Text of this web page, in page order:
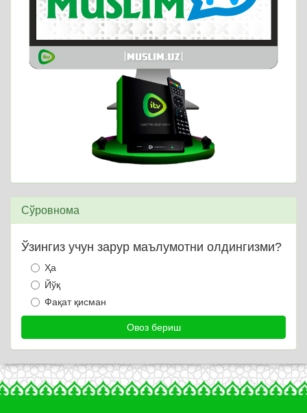
Сўровнома
Ўзингиз учун зарур маълумотни олдингизми?
Ҳа
Йўқ
Фақат қисман